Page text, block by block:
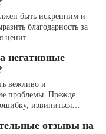
быть искренним и
благодарность за
ценит…
негативные
вежливо и
проблемы. Прежде
извиниться…
отзывы на